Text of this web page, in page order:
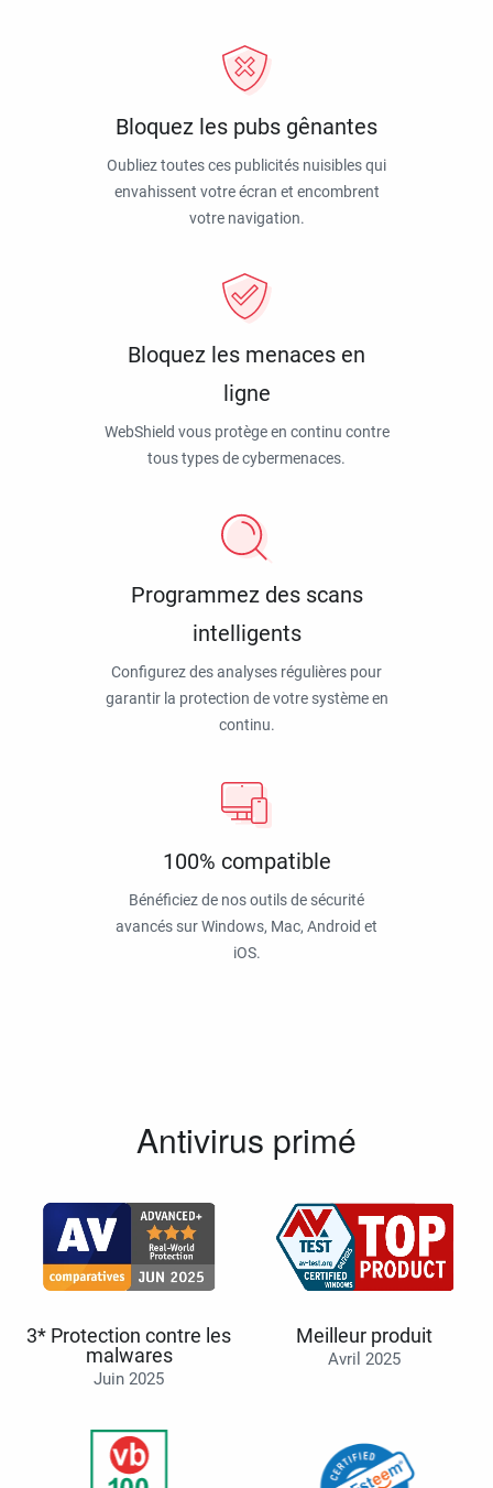
Bloquez les pubs gênantes
Oubliez toutes ces publicités nuisibles qui
envahissent votre écran et encombrent
votre navigation.
Bloquez les menaces en
ligne
WebShield vous protège en continu contre
tous types de cybermenaces.
Programmez des scans
intelligents
Configurez des analyses régulières pour
garantir la protection de votre système en
continu.
100% compatible
Bénéficiez de nos outils de sécurité
avancés sur Windows, Mac, Android et
iOS.
Antivirus primé
3* Protection contre les
malwares
Juin 2025
Meilleur produit
Avril 2025